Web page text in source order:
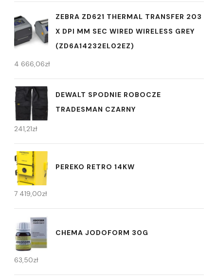
ZEBRA ZD621 THERMAL TRANSFER 203
X DPI MM SEC WIRED WIRELESS GREY
(ZD6A14232EL02EZ)
4 666,06zł
DEWALT SPODNIE ROBOCZE
TRADESMAN CZARNY
241,21zł
PEREKO RETRO 14KW
7 419,00zł
CHEMA JODOFORM 30G
63,50zł